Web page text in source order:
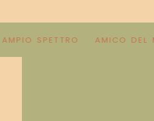
AMICO DEL